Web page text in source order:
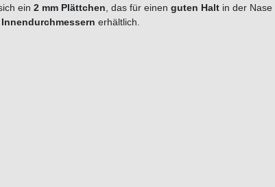
ein 2 mm Plättchen, das für einen guten Halt in der Nase
Innendurchmessern erhältlich.